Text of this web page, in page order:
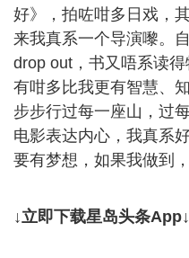
好》，拍咗咁多日戏，
来我真系一个导演嚟。
drop out，书又唔系读
有咁多比我更有智慧、
步步行过每一座山，过
电影表达内心，我真系
要有梦想，如果我做到
↓立即下载星岛头条App↓